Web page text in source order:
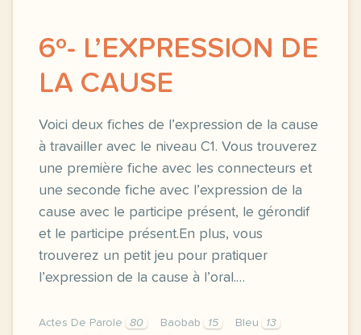
6º- L’EXPRESSION DE
LA CAUSE
Voici deux fiches de l’expression de la cause
à travailler avec le niveau C1. Vous trouverez
une première fiche avec les connecteurs et
une seconde fiche avec l’expression de la
cause avec le participe présent, le gérondif
et le participe présent.En plus, vous
trouverez un petit jeu pour pratiquer
l’expression de la cause à l’oral.…
Actes De Parole 80 Baobab 15 Bleu
13